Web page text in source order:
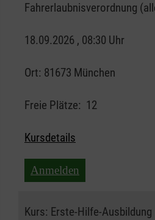
Fahrerlaubnisverordnung
18.09.2026 , 08:30 Uhr
Ort: 81673 München
Freie Plätze: 12
Kursdetails
Anmelden
Kurs: Erste-Hilfe-Ausbildung